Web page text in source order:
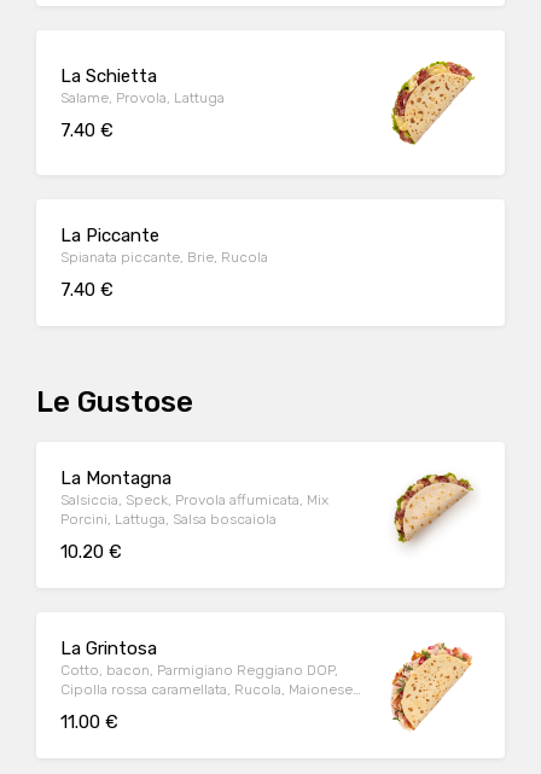
La Schietta
Salame, Provola, Lattuga
7.40 €
La Piccante
Spianata piccante, Brie, Rucola
7.40 €
Le Gustose
La Montagna
Salsiccia, Speck, Provola affumicata, Mix
Porcini, Lattuga, Salsa boscaiola
10.20 €
La Grintosa
Cotto, bacon, Parmigiano Reggiano DOP,
Cipolla rossa caramellata, Rucola, Maionese
11.00 €